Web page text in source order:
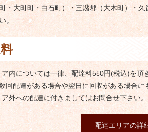
・大町町・白石町）・三潴郡（大木町）・
。
ア内については一律、配達料550円(税込)を頂
回配達がある場合や翌日に回収がある場合に
外への配達に付きましてはお問合せ下さい。
配達エリアの詳